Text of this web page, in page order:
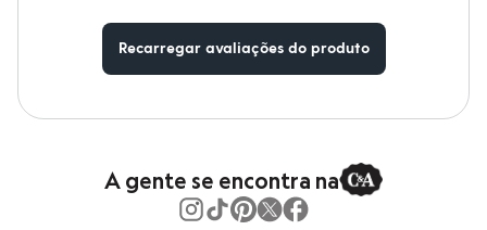
Chapéus e Bonés
Cintos
Recarregar avaliações do produto
A gente se encontra na